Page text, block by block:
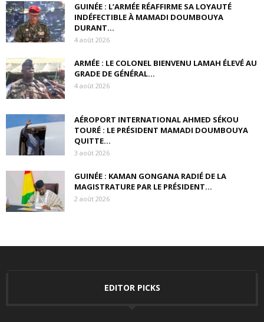
GUINÉE : L’ARMÉE RÉAFFIRME SA LOYAUTÉ
INDÉFECTIBLE À MAMADI DOUMBOUYA
DURANT...
4 août 2026
ARMÉE : LE COLONEL BIENVENU LAMAH ÉLEVÉ AU
GRADE DE GÉNÉRAL...
4 août 2026
AÉROPORT INTERNATIONAL AHMED SÉKOU
TOURÉ : LE PRÉSIDENT MAMADI DOUMBOUYA
QUITTE...
3 août 2026
GUINÉE : KAMAN GONGANA RADIÉ DE LA
MAGISTRATURE PAR LE PRÉSIDENT...
2 août 2026
EDITOR PICKS